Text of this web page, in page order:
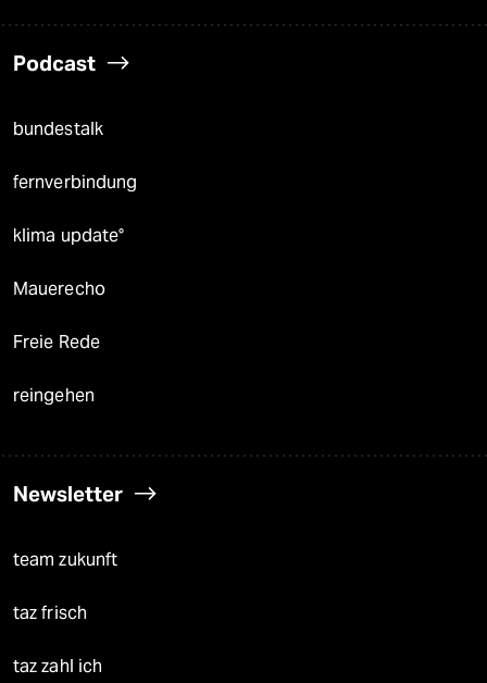
Podcast
bundestalk
fernverbindung
klima update°
Mauerecho
Freie Rede
reingehen
Newsletter
team zukunft
taz frisch
taz zahl ich